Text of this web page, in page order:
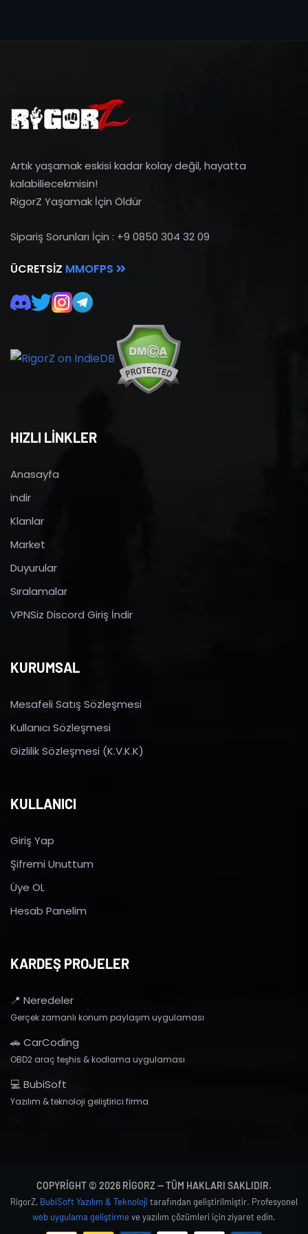
Artık yaşamak eskisi kadar kolay değil, hayatta
kalabiliecekmisin!
RigorZ Yaşamak İçin Öldür
Sipariş Sorunları İçin : +9 0850 304 32 09
ÜCRETSIZ MMOFPS
HIZLI LİNKLER
Anasayfa
indir
Klanlar
Market
Duyurular
Sıralamalar
VPNSiz Discord Giriş İndir
KURUMSAL
Mesafeli Satış Sözleşmesi
Kullanıcı Sözleşmesi
Gizlilik Sözleşmesi (K.V.K.K)
KULLANICI
Giriş Yap
Şifremi Unuttum
Üye OL
Hesab Panelim
KARDEŞ PROJELER
📍 Neredeler
Gerçek zamanlı konum paylaşım uygulaması
🚗 CarCoding
OBD2 araç teşhis & kodlama uygulaması
💻 BubiSoft
Yazılım & teknoloji geliştirici firma
COPYRIGHT © 2026 RIGORZ — TÜM HAKLARI SAKLIDIR.
RigorZ, BubiSoft Yazılım & Teknoloji tarafından geliştirilmiştir. Profesyonel
web uygulama geliştirmeve yazılım çözümleri için ziyaret edin.